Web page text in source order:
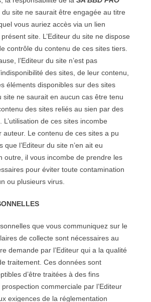
du site ne saurait être engagée au titre
vous auriez accès via un lien
site. L’Editeur du site ne dispose
contrôle du contenu de ces sites tiers.
l’Editeur du site n’est pas
des sites, de leur contenu,
éléments disponibles sur des sites
site ne saurait en aucun cas être tenu
des sites reliés au sien par des
L’utilisation de ces sites incombe
auteur. Le contenu de ces sites a pu
que l’Editeur du site n’en ait eu
outre, il vous incombe de prendre les
pour éviter toute contamination
ou plusieurs virus.
que vous communiquez sur le
de collecte sont nécessaires au
demande par l’Editeur qui a la qualité
traitement. Ces données sont
d’être traitées à des fins
commerciale par l’Editeur
exigences de la réglementation